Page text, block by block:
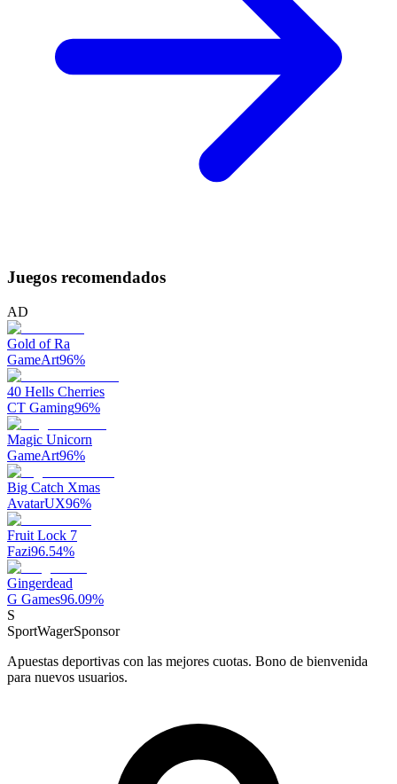
Juegos recomendados
AD
Gold of Ra
GameArt96%
40 Hells Cherries
CT Gaming96%
Magic Unicorn
GameArt96%
Big Catch Xmas
AvatarUX96%
Fruit Lock 7
Fazi96.54%
Gingerdead
G Games96.09%
S
SportWagerSponsor
Apuestas deportivas con las mejores cuotas. Bono de bienvenida
para nuevos usuarios.